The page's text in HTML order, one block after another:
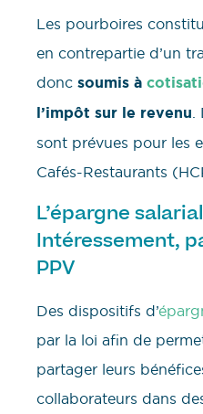
Les pourboires
en contrepartie d’un
donc soumis à
l’impôt sur le revenu
sont prévues pour les
Cafés-Restaurants
L’épargne
Intéressement,
PPV
Des dispositifs d’
par la loi afin de
partager leurs
collaborateurs dans